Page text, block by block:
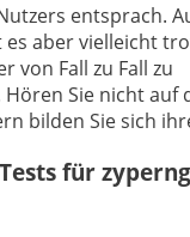
entsprach.
es aber vielleicht
von Fall zu Fall zu
Sie nicht auf
bilden Sie sich
für